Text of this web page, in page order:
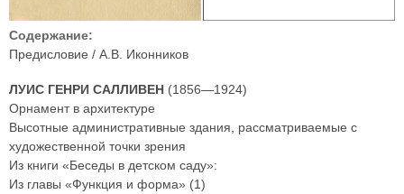
Содержание:
Предисловие / А.В. Иконников
ЛУИС ГЕНРИ САЛЛИВЕН (1856—1924)
Орнамент в архитектуре
Высотные административные здания, рассматриваемые с
художественной точки зрения
Из книги «Беседы в детском саду»:
Из главы «Функция и форма» (1)